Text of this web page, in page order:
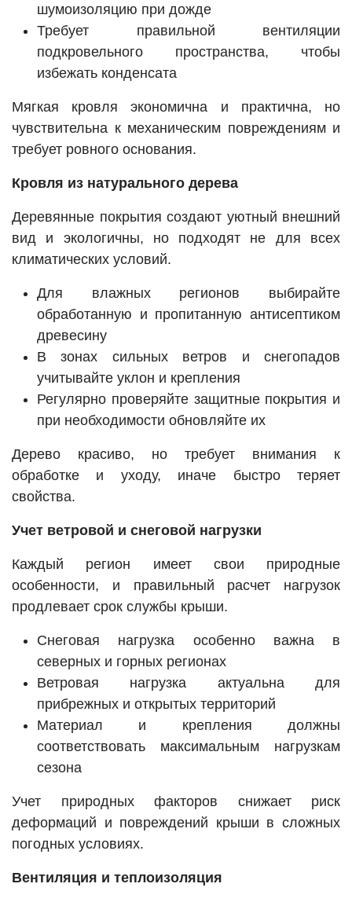
шумоизоляцию при дожде
Требует правильной вентиляции
подкровельного пространства, чтобы
избежать конденсата
Мягкая кровля экономична и практична, но
чувствительна к механическим повреждениям и
требует ровного основания.
Кровля из натурального дерева
Деревянные покрытия создают уютный внешний
вид и экологичны, но подходят не для всех
климатических условий.
Для влажных регионов выбирайте
обработанную и пропитанную антисептиком
древесину
В зонах сильных ветров и снегопадов
учитывайте уклон и крепления
Регулярно проверяйте защитные покрытия и
при необходимости обновляйте их
Дерево красиво, но требует внимания к
обработке и уходу, иначе быстро теряет
свойства.
Учет ветровой и снеговой нагрузки
Каждый регион имеет свои природные
особенности, и правильный расчет нагрузок
продлевает срок службы крыши.
Снеговая нагрузка особенно важна в
северных и горных регионах
Ветровая нагрузка актуальна для
прибрежных и открытых территорий
Материал и крепления должны
соответствовать максимальным нагрузкам
сезона
Учет природных факторов снижает риск
деформаций и повреждений крыши в сложных
погодных условиях.
Вентиляция и теплоизоляция